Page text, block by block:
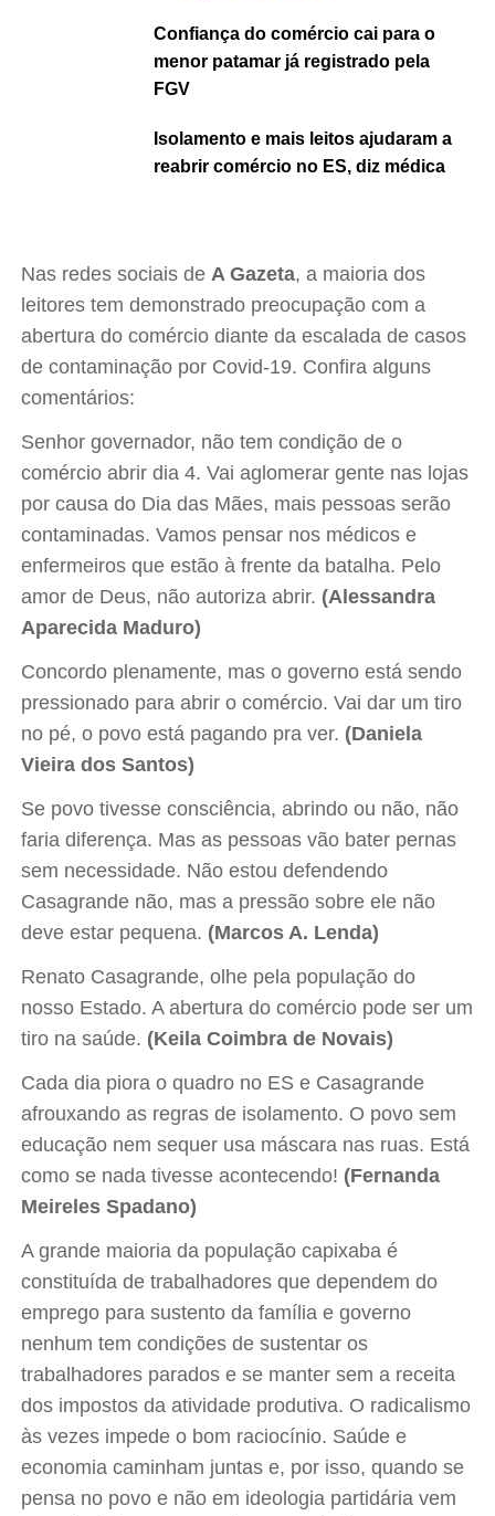
Confiança do comércio cai para o
menor patamar já registrado pela
FGV
Isolamento e mais leitos ajudaram a
reabrir comércio no ES, diz médica
Nas redes sociais deA Gazeta, a maioria dos
leitores tem demonstrado preocupação com a
abertura do comércio diante da escalada de casos
de contaminação por Covid-19. Confira alguns
comentários:
Senhor governador, não tem condição de o
comércio abrir dia 4. Vai aglomerar gente nas lojas
por causa do Dia das Mães, mais pessoas serão
contaminadas. Vamos pensar nos médicos e
enfermeiros que estão à frente da batalha. Pelo
amor de Deus, não autoriza abrir. (Alessandra
Aparecida Maduro)
Concordo plenamente, mas o governo está sendo
pressionado para abrir o comércio. Vai dar um tiro
no pé, o povo está pagando pra ver. (Daniela
Vieira dos Santos)
Se povo tivesse consciência, abrindo ou não, não
faria diferença. Mas as pessoas vão bater pernas
sem necessidade. Não estou defendendo
Casagrande não, mas a pressão sobre ele não
deve estar pequena. (Marcos A. Lenda)
Renato Casagrande, olhe pela população do
nosso Estado. A abertura do comércio pode ser um
tiro na saúde. (Keila Coimbra de Novais)
Cada dia piora o quadro no ES e Casagrande
afrouxando as regras de isolamento. O povo sem
educação nem sequer usa máscara nas ruas. Está
como se nada tivesse acontecendo! (Fernanda
Meireles Spadano)
A grande maioria da população capixaba é
constituída de trabalhadores que dependem do
emprego para sustento da família e governo
nenhum tem condições de sustentar os
trabalhadores parados e se manter sem a receita
dos impostos da atividade produtiva. O radicalismo
às vezes impede o bom raciocínio. Saúde e
economia caminham juntas e, por isso, quando se
pensa no povo e não em ideologia partidária vem